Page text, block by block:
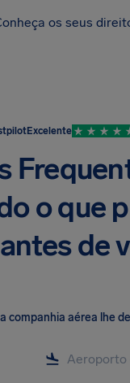
os seus
Excelente
o que
antes de
companhia aérea lhe